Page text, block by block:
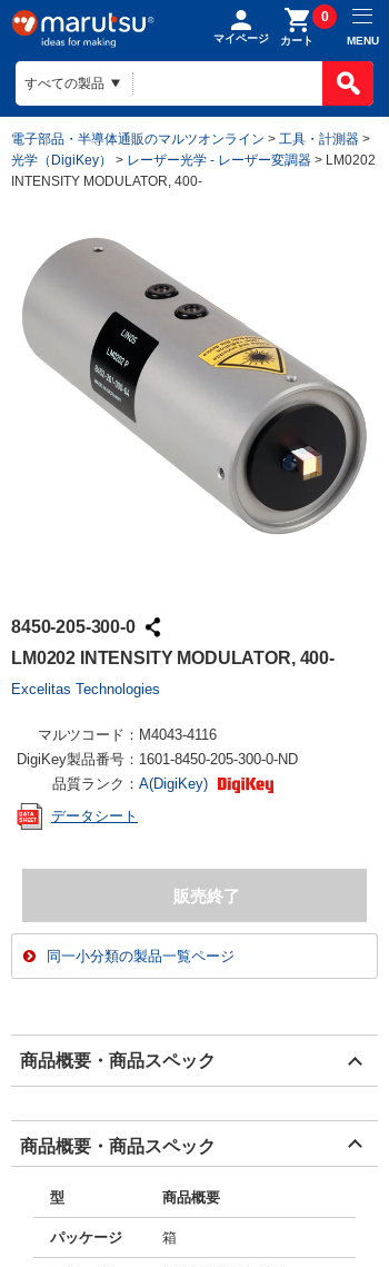
マイページ カート
0
MENU
電子部品・半導体通販のマルツオンライン > 工具・計測器 >
光学（DigiKey）
> レーザー光学 - レーザー変調器 > LM0202
INTENSITY MODULATOR, 400-
8450-205-300-0
LM0202 INTENSITY MODULATOR, 400-
Excelitas Technologies
マルツコード： M4043-4116
DigiKey製品番号： 1601-8450-205-300-0-ND
品質ランク： A(DigiKey)
データシート
同一小分類の製品一覧ページ
商品概要・商品スペック
商品概要・商品スペック
型 商品概要
パッケージ 箱